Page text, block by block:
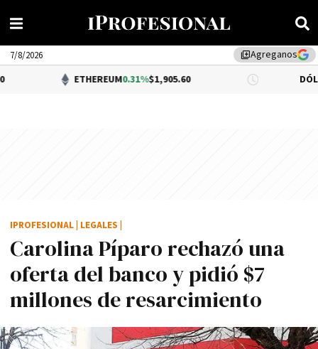
library_addAgreganos
7/8/2026
ETHEREUM 0.31%$1,905.60 DÓLAR BNA
Carolina Pí­paro rechazó una
oferta del banco y pidió $7
millones de resarcimiento
IPROFESIONAL LEGALES